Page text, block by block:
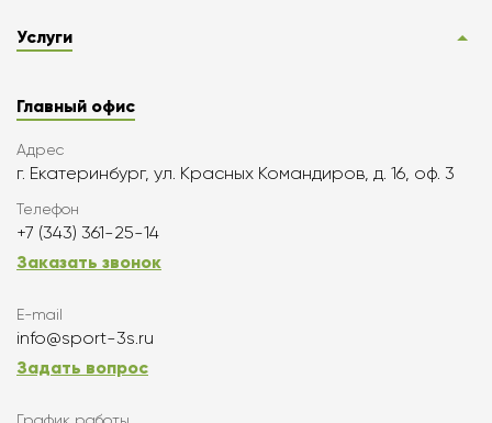
Услуги
Главный офис
Адрес
г. Екатеринбург, ул. Красных Командиров, д. 16, оф. 3
Телефон
+7 (343) 361-25-14
Заказать звонок
E-mail
info@sport-3s.ru
Задать вопрос